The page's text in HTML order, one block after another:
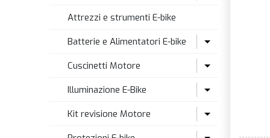
Adesivi
Vernici Ritocco
Attrezzi e strumenti E-bike
Batterie e Alimentatori E-bike
Batterie E-Bike
Caricatori E-Bike
Cavi e Cablaggi Batterie
Cuscinetti Motore
Cuscinetti motore Bosch
Cuscinetti motore Brose
Illuminazione E-Bike
Cavi Illuminazione E-Bike
Kit revisione Motore